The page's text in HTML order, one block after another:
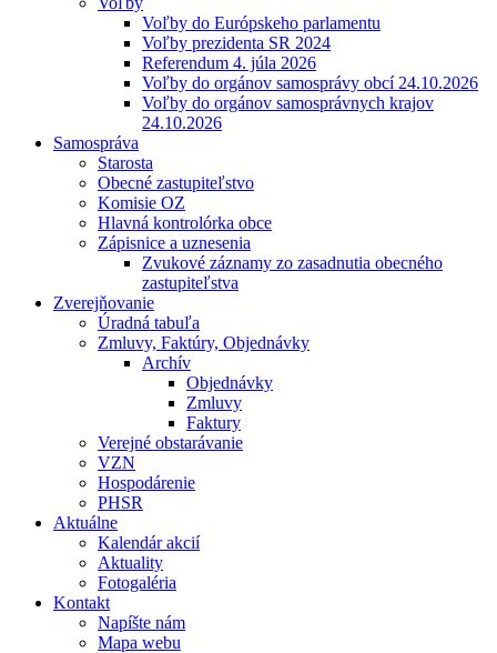
Voľby do Európskeho parlamentu
Voľby prezidenta SR 2024
Referendum 4. júla 2026
Voľby do orgánov samosprávy obcí 24.10.2026
Voľby do orgánov samosprávnych krajov
24.10.2026
Samospráva
Starosta
Obecné zastupiteľstvo
Komisie OZ
Hlavná kontrolórka obce
Zápisnice a uznesenia
Zvukové záznamy zo zasadnutia obecného
zastupiteľstva
Zverejňovanie
Úradná tabuľa
Zmluvy, Faktúry, Objednávky
Archív
Objednávky
Zmluvy
Faktury
Verejné obstarávanie
VZN
Hospodárenie
PHSR
Aktuálne
Kalendár akcií
Aktuality
Fotogaléria
Kontakt
Napíšte nám
Mapa webu